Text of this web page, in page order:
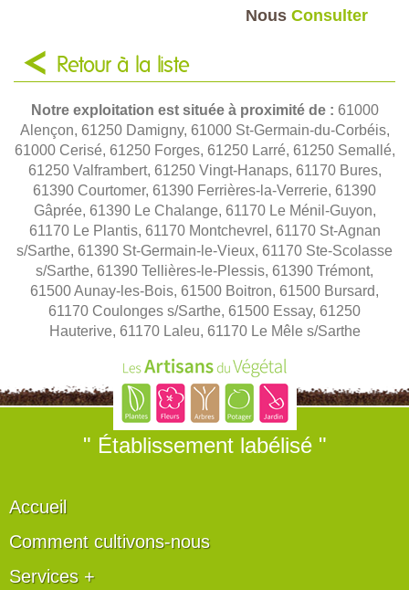
Nous Consulter
Retour à la liste
Notre exploitation est située à proximité de : 61000
Alençon, 61250 Damigny, 61000 St-Germain-du-Corbéis,
61000 Cerisé, 61250 Forges, 61250 Larré, 61250 Semallé,
61250 Valframbert, 61250 Vingt-Hanaps, 61170 Bures,
61390 Courtomer, 61390 Ferrières-la-Verrerie, 61390
Gâprée, 61390 Le Chalange, 61170 Le Ménil-Guyon,
61170 Le Plantis, 61170 Montchevrel, 61170 St-Agnan
s/Sarthe, 61390 St-Germain-le-Vieux, 61170 Ste-Scolasse
s/Sarthe, 61390 Tellières-le-Plessis, 61390 Trémont,
61500 Aunay-les-Bois, 61500 Boitron, 61500 Bursard,
61170 Coulonges s/Sarthe, 61500 Essay, 61250
Hauterive, 61170 Laleu, 61170 Le Mêle s/Sarthe
" Établissement labélisé "
Accueil
Comment cultivons-nous
Services +